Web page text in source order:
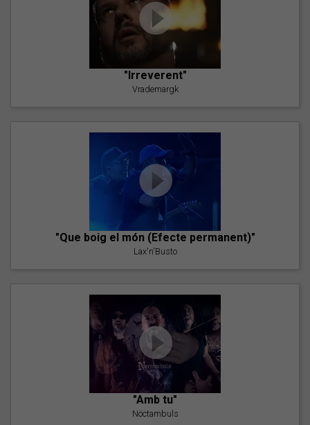
"Irreverent"
Vrademargk
"Que boig el món (Efecte permanent)"
Lax'n'Busto
"Amb tu"
Nöctambuls